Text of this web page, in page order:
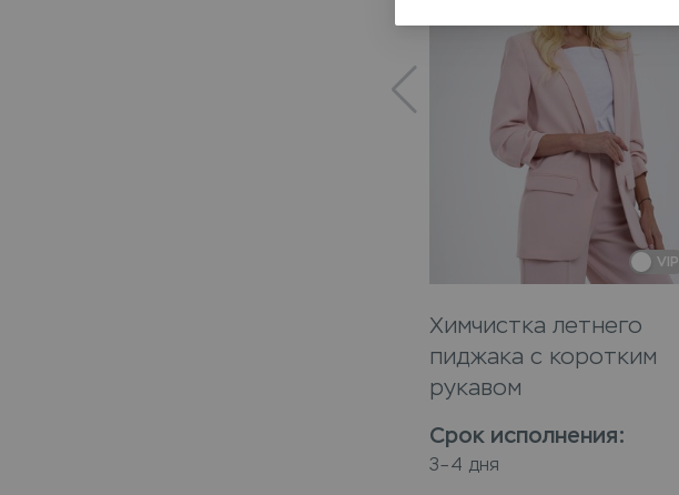
VIP
Химчистка летнего
пиджака с коротким
рукавом
Срок исполнения:
3–4 дня